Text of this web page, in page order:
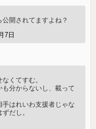
開されてますよね？
7日
くてすむ。
分からないし、載って
はれいわ支援者じゃな
だし。